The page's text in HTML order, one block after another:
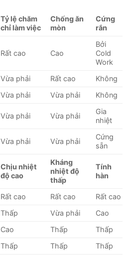
Tỷ lệ chăm
chỉ làm việc
Chống ăn
mòn
Cứng
rắn
Rất cao Cao
Bởi
Cold
Work
Vừa phải Rất cao
Không
Vừa phải Vừa phải Không
Vừa phải Vừa phải
Gia
nhiệt
Vừa phải Vừa phải
Cứng
sẵn
Chịu nhiệt
độ cao
Kháng
nhiệt độ
thấp
Tính
hàn
Rất cao Rất cao
Rất cao
Thấp Vừa phải
Cao
Cao Thấp
Thấp
Thấp Thấp
Thấp